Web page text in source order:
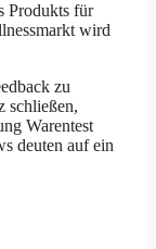
Produkts für
wird
zu
schließen,
Warentest
deuten auf ein